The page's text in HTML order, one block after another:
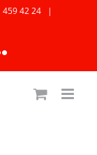
42 24
|
Flickr